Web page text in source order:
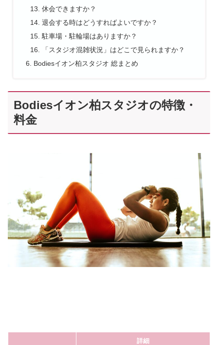
休会できますか？
退会する時はどうすればよいですか？
駐車場・駐輪場はありますか？
「スタジオ混雑状況」はどこで見られますか？
Bodiesイオン柏スタジオ 総まとめ
Bodiesイオン柏スタジオの特徴・
料金
詳細